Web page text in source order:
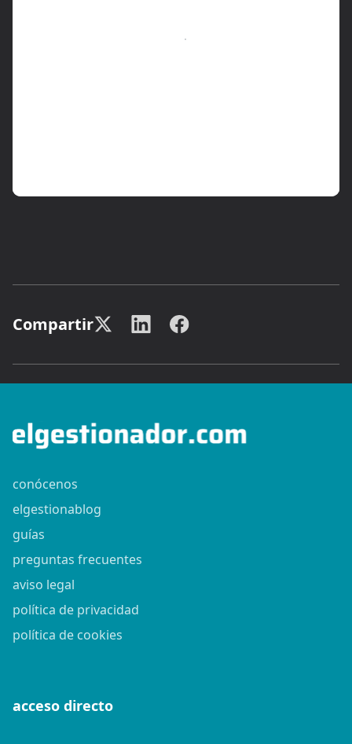
Compartir
conócenos
elgestionablog
guías
preguntas frecuentes
aviso legal
política de privacidad
política de cookies
acceso directo